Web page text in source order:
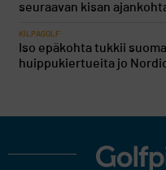
seuraavan kisan
KILPAGOLF
Iso epäkohta tukkii
huippukiertueita jo